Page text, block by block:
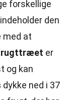
forskellige
den
med at
er
og kan
dykke ned i 37